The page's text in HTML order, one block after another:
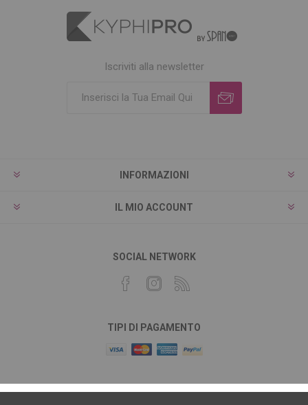
Iscriviti alla newsletter
INFORMAZIONI
IL MIO ACCOUNT
SOCIAL NETWORK
TIPI DI PAGAMENTO